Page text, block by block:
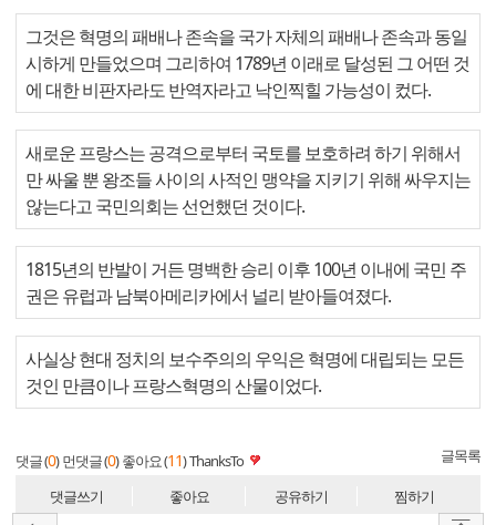
그것은 혁명의 패배나 존속을 국가 자체의 패배나 존속과 동일
시하게 만들었으며 그리하여 1789년 이래로 달성된 그 어떤 것
에 대한 비판자라도 반역자라고 낙인찍힐 가능성이 컸다.
새로운 프랑스는 공격으로부터 국토를 보호하려 하기 위해서
만 싸울 뿐 왕조들 사이의 사적인 맹약을 지키기 위해 싸우지는
않는다고 국민의회는 선언했던 것이다.
1815년의 반발이 거든 명백한 승리 이후 100년 이내에 국민 주
권은 유럽과 남북아메리카에서 널리 받아들여졌다.
사실상 현대 정치의 보수주의의 우익은 혁명에 대립되는 모든
것인 만큼이나 프랑스혁명의 산물이었다.
댓글 (0) 먼댓글 (0) 좋아요 (11)ThanksTo 글목록
댓글쓰기 좋아요 공유하기 찜하기